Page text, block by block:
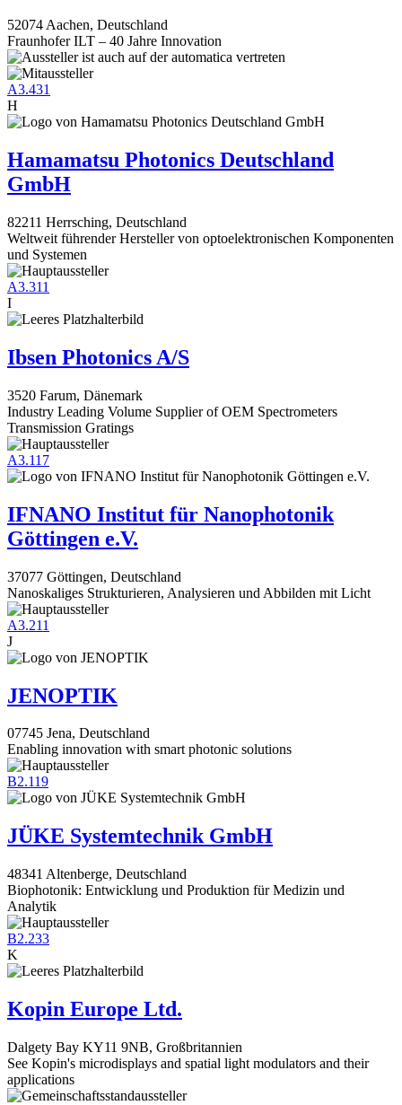
52074 Aachen, Deutschland
Fraunhofer ILT – 40 Jahre Innovation
A3.431
H
Hamamatsu Photonics Deutschland
GmbH
82211 Herrsching, Deutschland
Weltweit führender Hersteller von optoelektronischen Komponenten
und Systemen
A3.311
I
Ibsen Photonics A/S
3520 Farum, Dänemark
Industry Leading Volume Supplier of OEM Spectrometers
Transmission Gratings
A3.117
IFNANO Institut für Nanophotonik
Göttingen e.V.
37077 Göttingen, Deutschland
Nanoskaliges Strukturieren, Analysieren und Abbilden mit Licht
A3.211
J
JENOPTIK
07745 Jena, Deutschland
Enabling innovation with smart photonic solutions
B2.119
JÜKE Systemtechnik GmbH
48341 Altenberge, Deutschland
Biophotonik: Entwicklung und Produktion für Medizin und
Analytik
B2.233
K
Kopin Europe Ltd.
Dalgety Bay KY11 9NB, Großbritannien
See Kopin's microdisplays and spatial light modulators and their
applications